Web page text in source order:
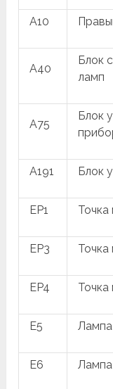
A10
A40
Блок
ламп
A75
Блок
A191 Блок
EP1 Точка
EP3 Точка
EP4 Точка
E5 Лампа
E6 Лампа